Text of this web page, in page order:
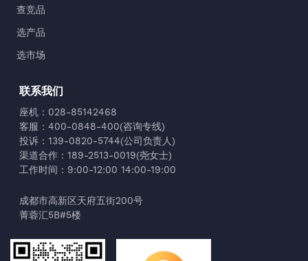
查竞品
选产品
选市场
联系我们
座机：028-85142468
客服：400-0848-400(咨询专线)
投诉：139-0820-5744(公司负责人)
渠道合作：189-2513-0019(尧女士)
工作时间：9:00-12:00 14:00-19:00
成都市高新区天府五街200号
菁蓉汇5B#5楼